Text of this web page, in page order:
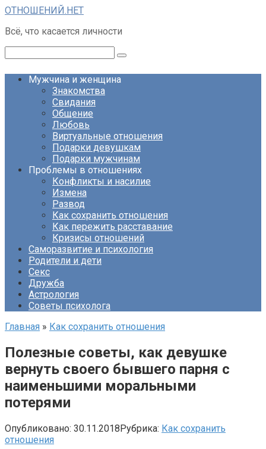
Перейти
контенту
ОТНОШЕНИЙ.НЕТ
Всё, что касается личности
Мужчина и женщина
Знакомства
Свидания
Общение
Любовь
Виртуальные отношения
Подарки девушкам
Подарки мужчинам
Проблемы в отношениях
Конфликты и насилие
Измена
Развод
Как сохранить отношения
Как пережить расставание
Кризисы отношений
Саморазвитие и психология
Родители и дети
Секс
Дружба
Астрология
Советы психолога
Главная » Как сохранить отношения
Полезные советы, как девушке
вернуть своего бывшего парня с
наименьшими моральными
потерями
Опубликовано: 30.11.2018Рубрика: Как сохранить
отношения